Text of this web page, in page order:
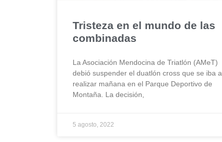
Tristeza en el mundo de las
combinadas
La Asociación Mendocina de Triatlón (AMeT)
debió suspender el duatlón cross que se iba a
realizar mañana en el Parque Deportivo de
Montaña. La decisión,
5 agosto, 2022